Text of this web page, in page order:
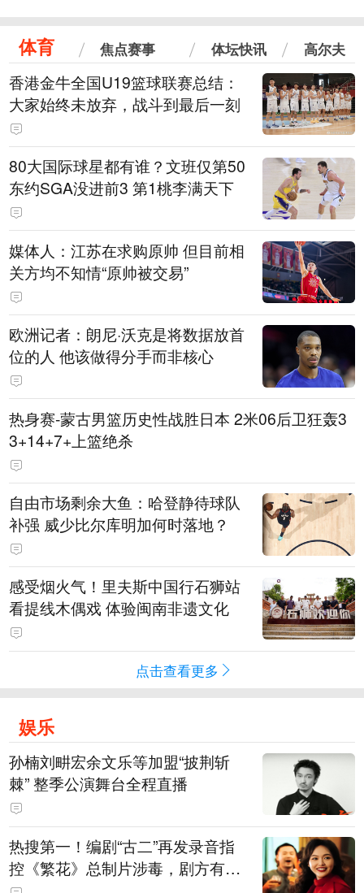
体育 焦点赛事 体坛快讯 高尔夫
香港金牛全国U19篮球联赛总结：
大家始终未放弃，战斗到最后一刻
80大国际球星都有谁？文班仅第50
东约SGA没进前3 第1桃李满天下
媒体人：江苏在求购原帅 但目前相
关方均不知情“原帅被交易”
欧洲记者：朗尼·沃克是将数据放首
位的人 他该做得分手而非核心
热身赛-蒙古男篮历史性战胜日本 2米06后卫狂轰3
3+14+7+上篮绝杀
自由市场剩余大鱼：哈登静待球队
补强 威少比尔库明加何时落地？
感受烟火气！里夫斯中国行石狮站
看提线木偶戏 体验闽南非遗文化
点击查看更多
娱乐
孙楠刘畊宏余文乐等加盟“披荆斩
棘” 整季公演舞台全程直播
热搜第一！编剧“古二”再发录音指
控《繁花》总制片涉毒，剧方有税